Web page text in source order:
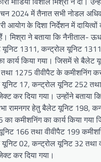
2024 में तैनात सभी नोडल
के दिशा निर्देशन में दायित्वों
मिश्रा ने बताया कि नैनीताल-
1311, कन्ट्रोल यूनिट 1311
कार्य किया गया। जिसमें से बैलेट
1275 वीवीपैट के कमीशनिंग
17, कन्ट्रोल यूनिट 252
कर दिया गया। उन्होंने बताया
रामनगर हेतु बैलेट यूनिट 198,
का कमीशनिंग का कार्य किया
166 तथा वीवीपैट 199
02, कन्ट्रोल यूनिट 32 तथा
कर दिया गया।